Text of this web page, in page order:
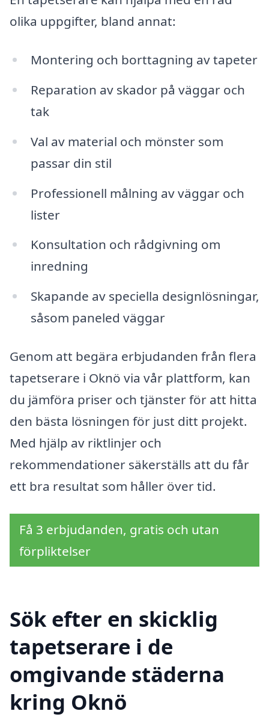
olika uppgifter, bland annat:
Montering och borttagning av tapeter
Reparation av skador på väggar och
tak
Val av material och mönster som
passar din stil
Professionell målning av väggar och
lister
Konsultation och rådgivning om
inredning
Skapande av speciella designlösningar,
såsom paneled väggar
Genom att begära erbjudanden från flera
tapetserare i Oknö via vår plattform, kan
du jämföra priser och tjänster för att hitta
den bästa lösningen för just ditt projekt.
Med hjälp av riktlinjer och
rekommendationer säkerställs att du får
ett bra resultat som håller över tid.
Få 3 erbjudanden, gratis och utan
förpliktelser
Sök efter en skicklig
tapetserare i de
omgivande städerna
kring Oknö